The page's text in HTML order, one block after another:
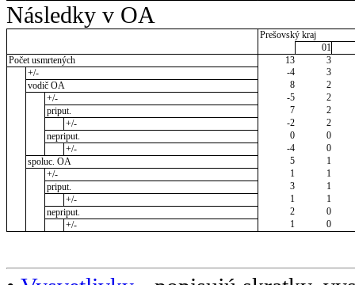
Následky v OA
Prešovský kraj
01
Počet usmrtených
13
3
+/-
-4
3
vodič OA
8
2
+/-
-5
2
priput.
7
2
+/-
-2
2
nepriput.
0
0
+/-
-4
0
spoluc. OA
5
1
+/-
1
1
priput.
3
1
+/-
1
1
nepriput.
2
0
+/-
1 0